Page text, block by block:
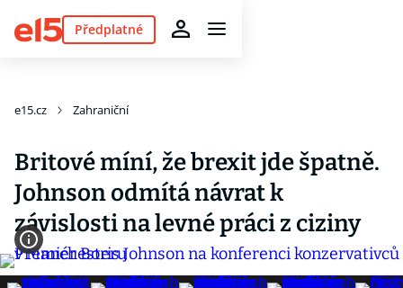
Předplatné
e15.cz Zahraniční
Britové míní, že brexit jde špatně.
Johnson odmítá návrat k
závislosti na levné práci z ciziny